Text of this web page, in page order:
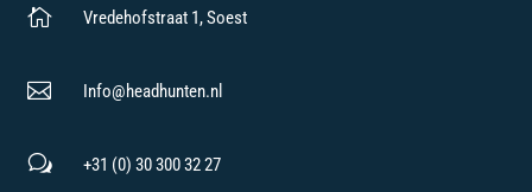
 Vredehofstraat 1, Soest
 Info@headhunten.nl
w +31 (0) 30 300 32 27